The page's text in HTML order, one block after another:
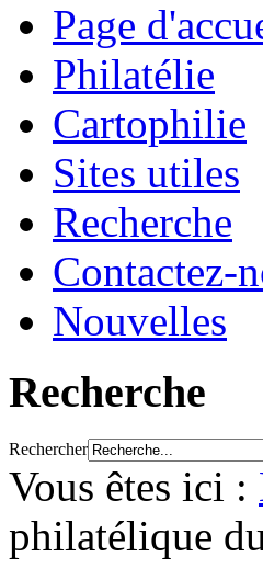
Page
Philatélie
Cartophilie
Sites utiles
Recherche
Contactez-
Nouvelles
Recherche
Rechercher
Vous êtes ici :
philatélique